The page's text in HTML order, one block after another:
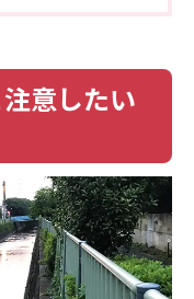
意したい